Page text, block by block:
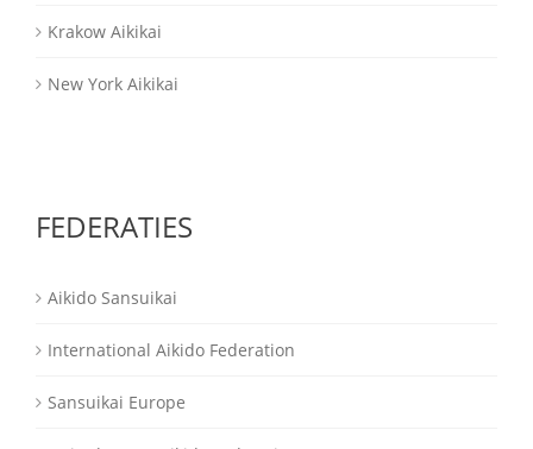
Krakow Aikikai
New York Aikikai
FEDERATIES
Aikido Sansuikai
International Aikido Federation
Sansuikai Europe